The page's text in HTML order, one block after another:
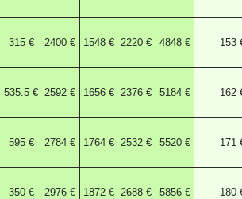
315 € 2400 € 1548 € 2220 € 4848 € 153
535.5 € 2592 € 1656 € 2376 € 5184 € 162
595 € 2784 € 1764 € 2532 € 5520 € 171
350 € 2976 € 1872 € 2688 € 5856 € 180